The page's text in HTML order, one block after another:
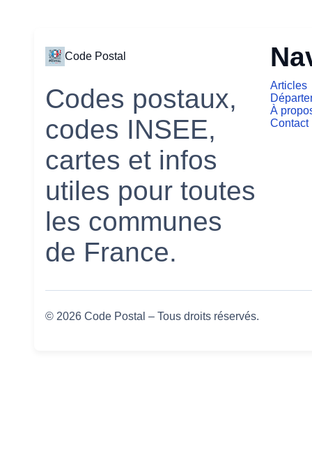
Code Postal
Codes postaux,
codes INSEE,
cartes et infos
utiles pour toutes
les communes
de France.
Articles
À
Contact
© 2026 Code Postal – Tous droits réservés.